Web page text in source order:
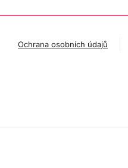
Ochrana osobních údajů